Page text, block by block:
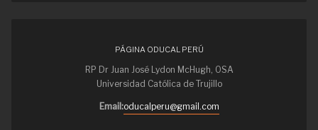
PÁGINA ODUCAL PERÚ
RP Dr Juan José Lydon McHugh, OSA
Universidad Católica de Trujillo
Email:oducalperu@gmail.com